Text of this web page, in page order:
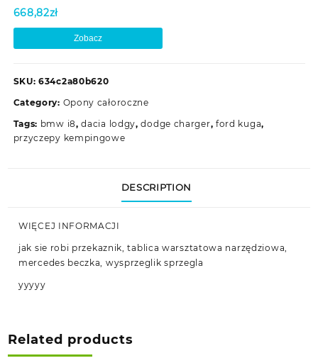
668,82zł
Zobacz
SKU: 634c2a80b620
Category: Opony całoroczne
Tags: bmw i8,dacia lodgy,dodge charger, ford kuga,
przyczepy kempingowe
DESCRIPTION
WIĘCEJ INFORMACJI
jak sie robi przekaznik, tablica warsztatowa narzędziowa,
mercedes beczka, wysprzeglik sprzegla
yyyyy
Related products